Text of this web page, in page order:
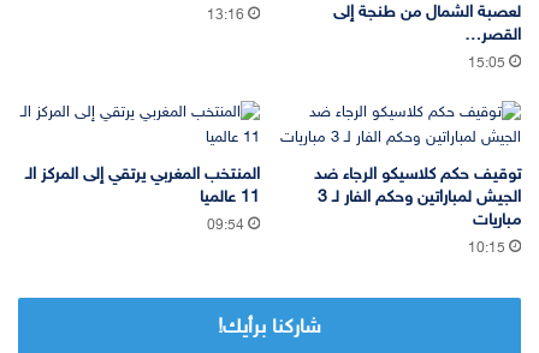
لعصبة الشمال من طنجة إلى
القصر…
15:05
13:16
توقيف حكم كلاسيكو الرجاء ضد
الجيش لمباراتين وحكم الفار لـ 3
مباريات
10:15
المنتخب المغربي يرتقي إلى المركز الـ
11 عالميا
09:54
شاركنا برأيك!